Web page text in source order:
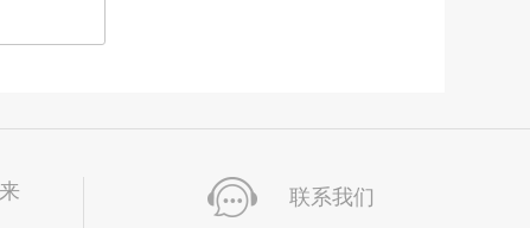
联系我们